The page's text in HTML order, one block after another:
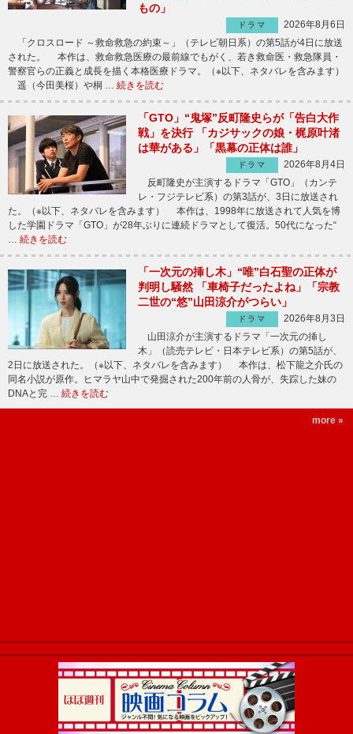
もの」
ドラマ
2026年8月6日
「クロスロード ～救命救急の約束～」（テレビ朝日系）の第5話が4日に放送
された。 本作は、救命救急医療の最前線でもがく、若き救命医・救急隊員・
警察官らの正義と成長を描く本格医療ドラマ。（※以下、ネタバレを含みます）
遥（今田美桜）や桐 … 続きを読む
「GTO」“鬼塚”反町隆史らが「告白大作
戦」を決行 「カジサックの娘・梶原叶渚
は華がある」「黒幕の正体は誰」
ドラマ
2026年8月4日
反町隆史が主演するドラマ「GTO」（カンテ
レ・フジテレビ系）の第3話が、3日に放送され
た。（※以下、ネタバレを含みます） 本作は、1998年に放送されて人気を博
した学園ドラマ「GTO」が28年ぶりに連続ドラマとして復活。50代になった“
続きを読む
「一次元の挿し木」“唯”白石聖の正体が
判明し騒然 「車椅子だったよね」「宗教
二世の“悠”山田涼介がつらい」
ドラマ
2026年8月3日
山田涼介が主演するドラマ「一次元の挿し
木」（読売テレビ・日本テレビ系）の第5話が、
2日に放送された。（※以下、ネタバレを含みます） 本作は、松下龍之介氏の
同名小説が原作。ヒマラヤ山中で発掘された200年前の人骨が、失踪した妹の
DNAと完 … 続きを読む
more »